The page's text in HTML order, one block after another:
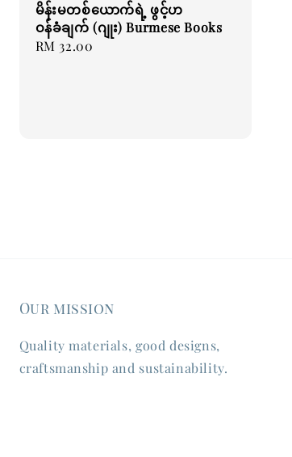
မိန်းမတစ်ယောက်ရဲ့ ဖွင့်ဟ
ဝန်ခံချက် (ဂျုး) Burmese Books
Regular
RM 32.00
Our mission
Quality materials, good designs,
craftsmanship and sustainability.